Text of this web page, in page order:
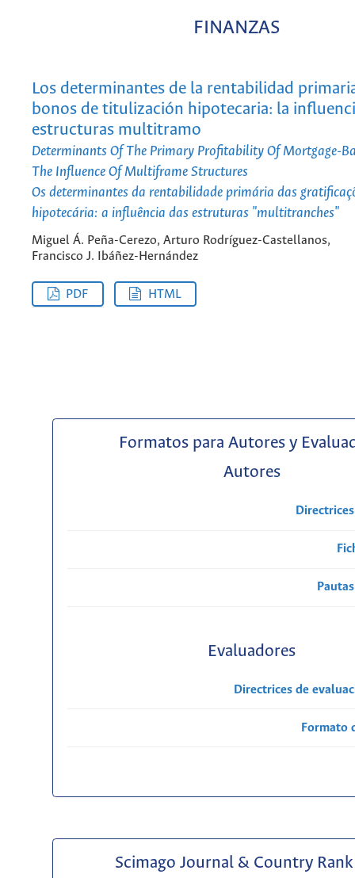
FINANZAS
Los determinantes de la rentabilidad
bonos de titulización hipotecaria: la
estructuras multitramo
Determinants Of The Primary Profitability Of Mortgage-
The Influence Of Multiframe Structures
Os determinantes da rentabilidade primária das
hipotecária: a influência das estruturas "multitranches"
Miguel Á. Peña-Cerezo, Arturo Rodríguez-Castellanos,
Francisco J. Ibáñez-Hernández
PDF HTML
Formatos para Autores y
Autores
Evaluadores
Directrices de
Formato
Scimago Journal & Country Rank